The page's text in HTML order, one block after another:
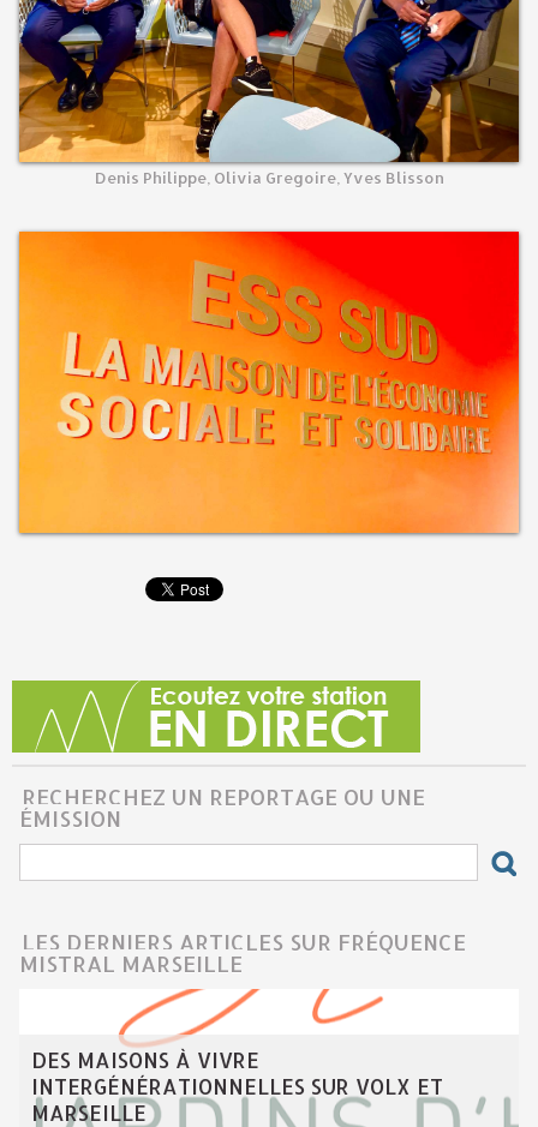
Denis Philippe, Olivia Gregoire, Yves Blisson
RECHERCHEZ UN REPORTAGE OU UNE
ÉMISSION
LES DERNIERS ARTICLES SUR FRÉQUENCE
MISTRAL MARSEILLE
DES MAISONS À VIVRE
INTERGÉNÉRATIONNELLES SUR VOLX ET
MARSEILLE